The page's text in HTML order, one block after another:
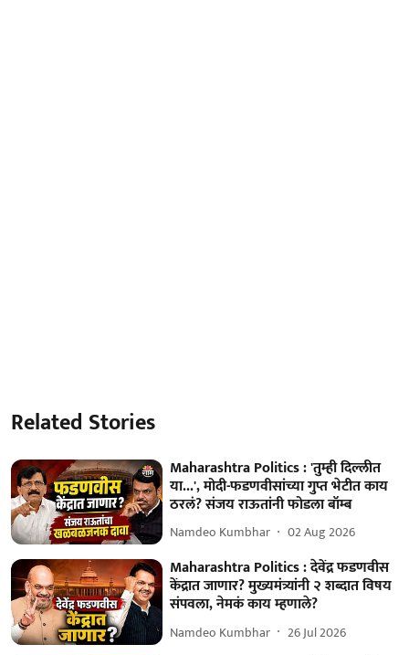
Related Stories
Maharashtra Politics : 'तुम्ही दिल्लीत
या...', मोदी-फडणवीसांच्या गुप्त भेटीत काय
ठरलं? संजय राऊतांनी फोडला बॉम्ब
Namdeo Kumbhar 02 Aug 2026
Maharashtra Politics : देवेंद्र फडणवीस
केंद्रात जाणार? मुख्यमंत्र्यांनी २ शब्दात विषय
संपवला, नेमकं काय म्हणाले?
Namdeo Kumbhar 26 Jul 2026